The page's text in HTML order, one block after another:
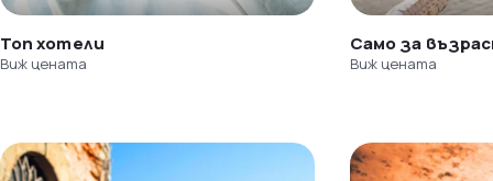
Топ хотели
Виж цената
Само за
Виж цената